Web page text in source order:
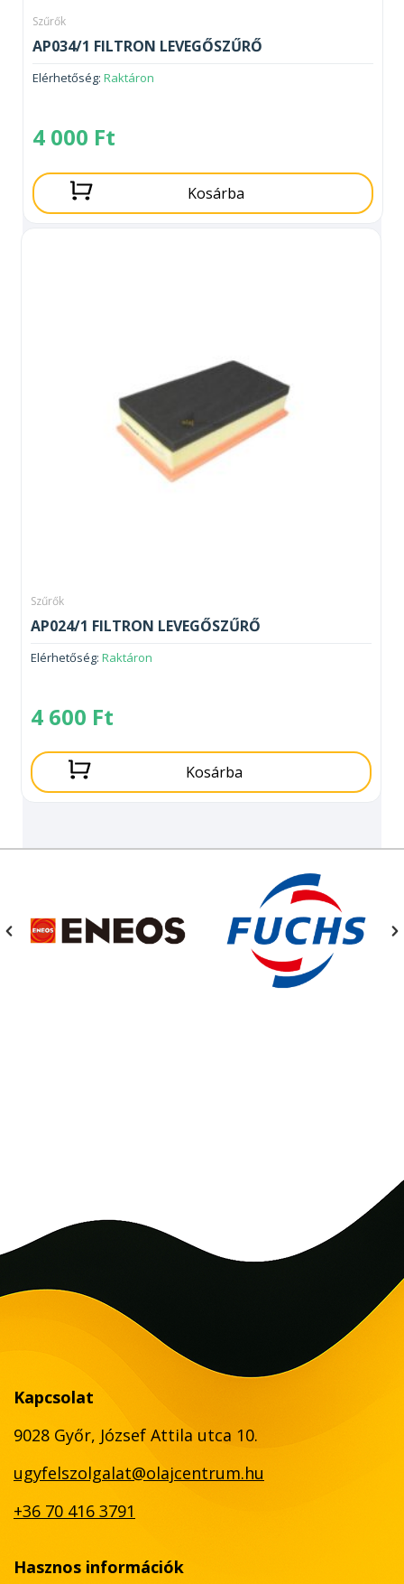
Szűrők
AP034/1 FILTRON LEVEGŐSZŰRŐ
Elérhetőség: Raktáron
4 000 Ft
Kosárba
Szűrők
AP024/1 FILTRON LEVEGŐSZŰRŐ
Elérhetőség: Raktáron
4 600 Ft
Kosárba
Kapcsolat
9028 Győr, József Attila utca 10.
ugyfelszolgalat@olajcentrum.hu
+36 70 416 3791
Hasznos információk